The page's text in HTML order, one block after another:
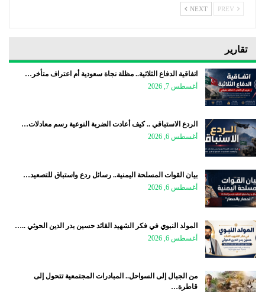
NEXT
تقارير
اتفاقية الدفاع الثلاثية.. مظلة نجاة سعودية أم اعتراف متأخر…
أغسطس 7, 2026
الردع الاستباقي .. كيف أعادت الضربة النوعية رسم معادلات…
أغسطس 6, 2026
بيان القوات المسلحة اليمنية.. رسائل ردع واستباق للتصعيد…
أغسطس 6, 2026
المولد النبوي في فكر الشهيد القائد حسين بدر الدين الحوثي ..…
أغسطس 6, 2026
من الجبال إلى السواحل.. المبادرات المجتمعية تتحول إلى
قاطرة…